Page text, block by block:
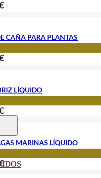
Rango
desde
16.99€
89.99€
CAÑA PARA PLANTAS
Rango
precios:
desde
15.90€
69.99€
LÍQUIDO
Rango
precios:
desde
13.90€
MARINAS LÍQUIDO
Rango